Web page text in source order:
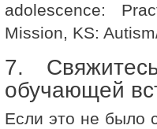
adolescence:
Mission, KS:
7.
обучающей
Если это не было